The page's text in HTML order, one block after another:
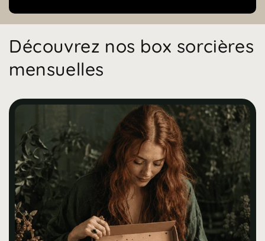
Découvrez nos box sorcières
mensuelles